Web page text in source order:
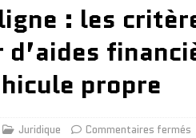
: les
propre
Juridique Commentaires fermés